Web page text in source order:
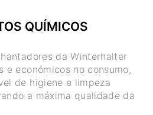
QUÍMICOS
da Winterhalter
e económicos no consumo,
de higiene e limpeza
a máxima qualidade da